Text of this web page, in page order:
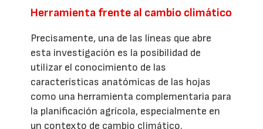
Herramienta frente al cambio climático
Precisamente, una de las líneas que abre
esta investigación es la posibilidad de
utilizar el conocimiento de las
características anatómicas de las hojas
como una herramienta complementaria para
la planificación agrícola, especialmente en
un contexto de cambio climático.